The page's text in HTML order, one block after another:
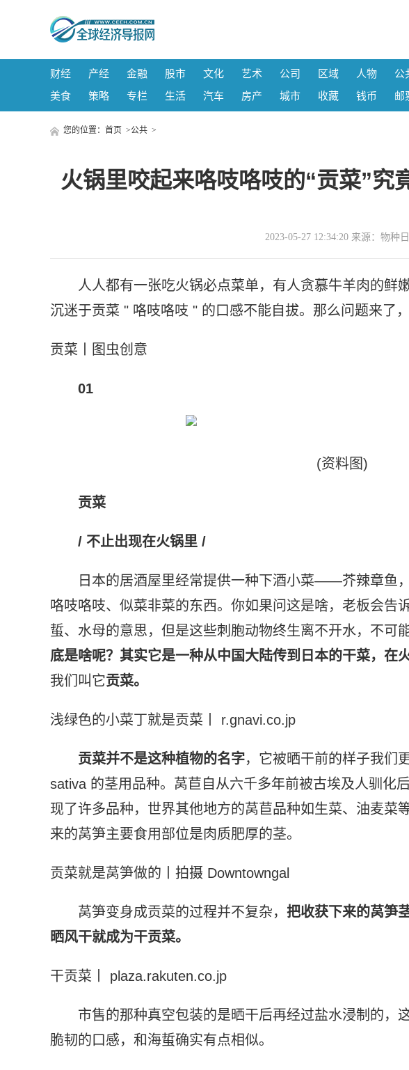
财经 产经 金融 股市 文化 艺术 公司 区域 人物 公
美食
策略 专栏 生活 汽车 房产 城市 收藏 钱币 邮
您的位置： 首页 >公共 >
火锅里咬起来咯吱咯吱的“贡菜”究
2023-05-27 12:34:20 来源：物种
人人都有一张吃火锅必点菜单，有人贪慕牛羊肉的鲜
沉迷于贡菜 " 咯吱咯吱 " 的口感不能自拔。那么问题来了
贡菜丨图虫创意
01
(资料图)
贡菜
/ 不止出现在火锅里 /
日本的居酒屋里经常提供一种下酒小菜——芥辣章鱼
咯吱咯吱、似菜非菜的东西。你如果问这是啥，老板会告
蜇、水母的意思，但是这些刺胞动物终生离不开水，不可
底是啥呢？ 其实它是一种从中国大陆传到日本的干菜，在
我们叫它贡菜。
浅绿色的小菜丁就是贡菜丨 r.gnavi.co.jp
贡菜并不是这种植物的名字，它被晒干前的样子我们
sativa 的茎用品种。莴苣自从六千多年前被古埃及人驯化
现了许多品种，世界其他地方的莴苣品种如生菜、油麦菜
来的莴笋主要食用部位是肉质肥厚的茎。
贡菜就是莴笋做的丨拍摄 Downtowngal
莴笋变身成贡菜的过程并不复杂， 把收获下来的莴笋
晒风干就成为干贡菜。
干贡菜丨 plaza.rakuten.co.jp
市售的那种真空包装的是晒干后再经过盐水浸制的，
脆韧的口感，和海蜇确实有点相似。